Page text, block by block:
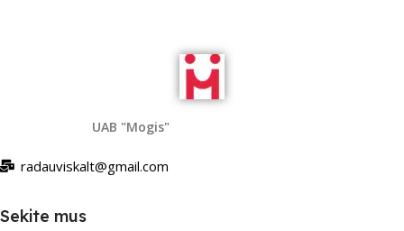
UAB "Mogis"
radauviskalt@gmail.com
Sekite mus